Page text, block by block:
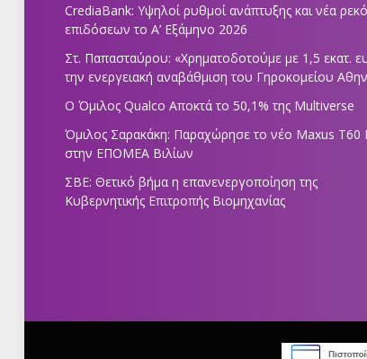
CrediaBank: Υψηλοί ρυθμοί ανάπτυξης και νέα
επιδόσεων το Α’ Εξάμηνο 2026
Στ. Παπασταύρου: «Χρηματοδοτούμε με 1,5 εκατ.
την ενεργειακή αναβάθμιση του Γηροκομείου
Ο Όμιλος Qualco Αποκτά το 50,1% της Multiverse
Όμιλος Σαρακάκη: Παραχώρησε το νέο Maxus T60
στην ΕΠΟΜΕΑ Βιλίων
ΣΒΕ: Θετικό βήμα η επανενεργοποίηση της
Κυβερνητικής Επιτροπής Βιομηχανίας